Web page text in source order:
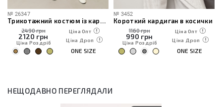
№ 26347
Трикотажний костюм із кардиганом, топом та штанами
2490 грн
2120 грн
Ціна Роздріб
Ціна Опт
Ціна Дроп
ONE SIZE
№ 3452
Короткий кардиган в косички
1160 грн
990 грн
Ціна Роздріб
Ціна Опт
Ціна Дроп
ONE SIZE
НЕЩОДАВНО ПЕРЕГЛЯДАЛИ